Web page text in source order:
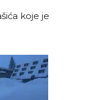
koje je